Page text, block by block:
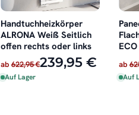
Handtuchheizkörper
ALRONA Weiß Seitlich
offen rechts oder links
ab 622,95 €239,95 €
Auf Lager
ab
Auf